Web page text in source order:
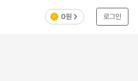
0원 로그인